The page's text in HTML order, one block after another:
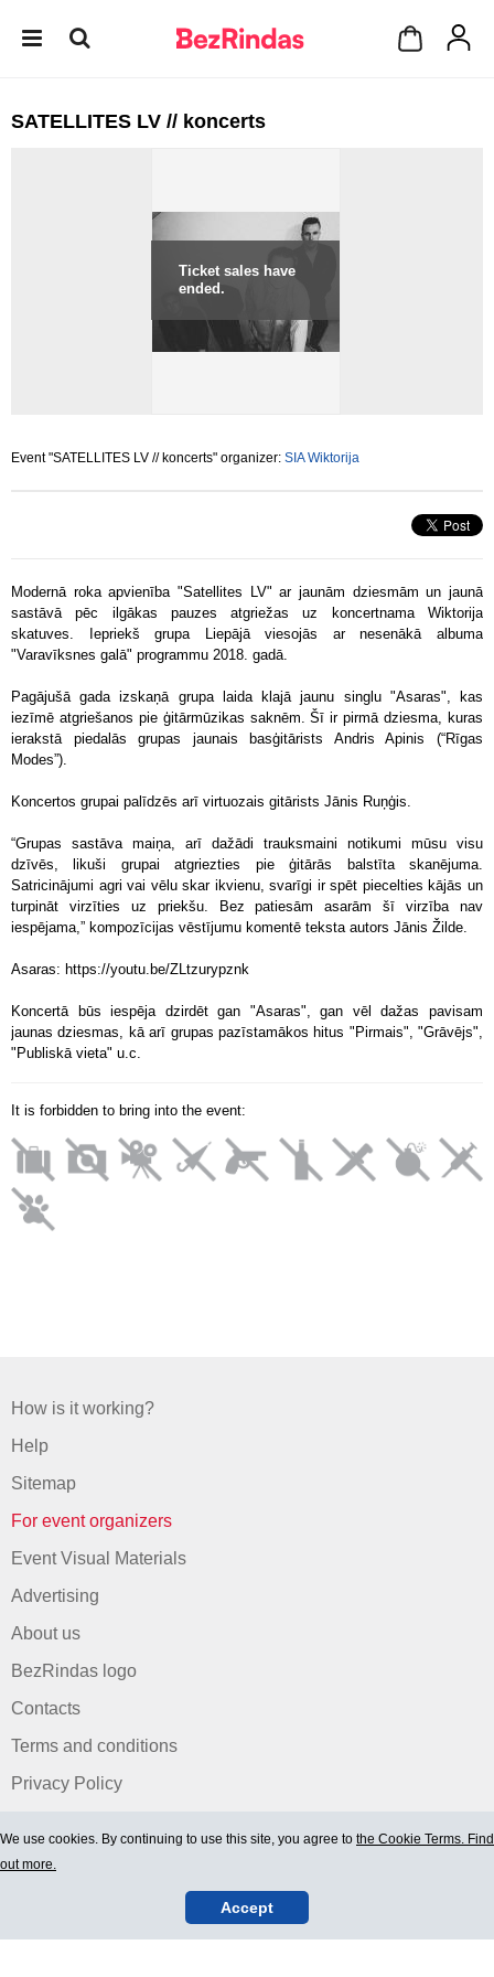
SATELLITES LV // koncerts
Ticket sales have
ended.
Event "SATELLITES LV // koncerts" organizer: SIA Wiktorija
Modernā roka apvienība "Satellites LV" ar jaunām dziesmām un jaunā
sastāvā pēc ilgākas pauzes atgriežas uz koncertnama Wiktorija
skatuves. Iepriekš grupa Liepājā viesojās ar nesenākā albuma
"Varavīksnes galā" programmu 2018. gadā.
Pagājušā gada izskaņā grupa laida klajā jaunu singlu "Asaras", kas
iezīmē atgriešanos pie ģitārmūzikas saknēm. Šī ir pirmā dziesma, kuras
ierakstā piedalās grupas jaunais basģitārists Andris Apinis (“Rīgas
Modes”).
Koncertos grupai palīdzēs arī virtuozais gitārists Jānis Ruņģis.
“Grupas sastāva maiņa, arī dažādi trauksmaini notikumi mūsu visu
dzīvēs, likuši grupai atgriezties pie ģitārās balstīta skanējuma.
Satricinājumi agri vai vēlu skar ikvienu, svarīgi ir spēt piecelties kājās un
turpināt virzīties uz priekšu. Bez patiesām asarām šī virzība nav
iespējama,” kompozīcijas vēstījumu komentē teksta autors Jānis Žilde.
Asaras: https://youtu.be/ZLtzurypznk
Koncertā būs iespēja dzirdēt gan "Asaras", gan vēl dažas pavisam
jaunas dziesmas, kā arī grupas pazīstamākos hitus "Pirmais", "Grāvējs",
"Publiskā vieta" u.c.
It is forbidden to bring into the event:
How is it working?
Help
Sitemap
For event organizers
Event Visual Materials
Advertising
About us
BezRindas logo
Contacts
Terms and conditions
Privacy Policy
We use cookies. By continuing to use this site, you agree to the Cookie Terms. Find
out more.
Accept